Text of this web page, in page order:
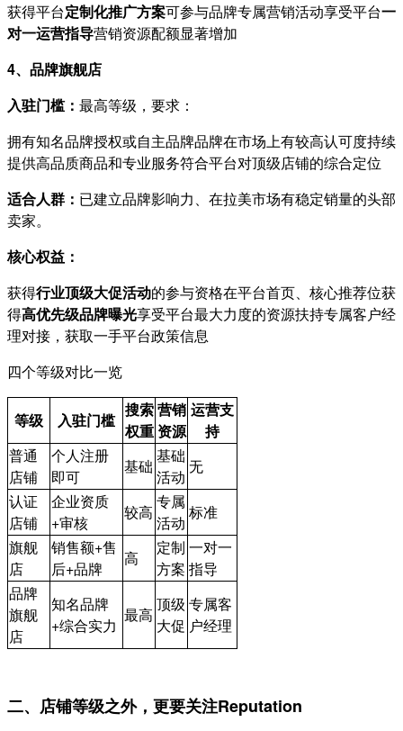
获得平台定制化推广方案可参与品牌专属营销活动享受平台一
对一运营指导营销资源配额显著增加
4、品牌旗舰店
入驻门槛： 最高等级，要求：
拥有知名品牌授权或自主品牌品牌在市场上有较高认可度持续
提供高品质商品和专业服务符合平台对顶级店铺的综合定位
适合人群： 已建立品牌影响力、在拉美市场有稳定销量的头部
卖家。
核心权益：
获得行业顶级大促活动的参与资格在平台首页、核心推荐位获
得高优先级品牌曝光享受平台最大力度的资源扶持专属客户经
理对接，获取一手平台政策信息
四个等级对比一览
等级 入驻门槛
搜索
权重
营销
资源
运营支
持
普通
店铺
个人注册
即可
基础
基础
活动
无
认证
店铺
企业资质
+审核
较高
专属
活动
标准
旗舰
店
销售额+售
后+品牌
高
定制
方案
一对一
指导
品牌
旗舰
店
知名品牌
+综合实力
最高
顶级
大促
专属客
户经理
二、店铺等级之外，更要关注Reputation